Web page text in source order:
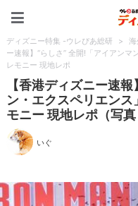
ディズニー特集 -ウレぴあ総研 > 海
ー速報】“らしさ” 全開!「アイアン
レモニー 現地レポ
【香港ディズニー速
ン・エクスペリエン
モニー 現地レポ（写真
いぐ